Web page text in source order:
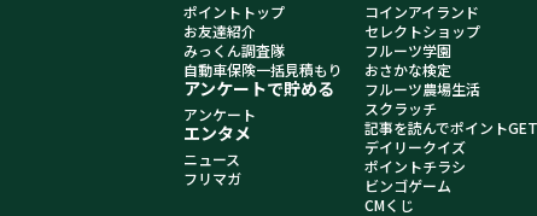
ポイントトップ
お友達紹介
みっくん調査隊
自動車保険一括見積もり
アンケートで貯める
アンケート
エンタメ
ニュース
フリマガ
コインアイランド
セレクトショップ
フルーツ学園
おさかな検定
フルーツ農場生活
スクラッチ
記事を読んでポイントGET
デイリークイズ
ポイントチラシ
ビンゴゲーム
CMくじ